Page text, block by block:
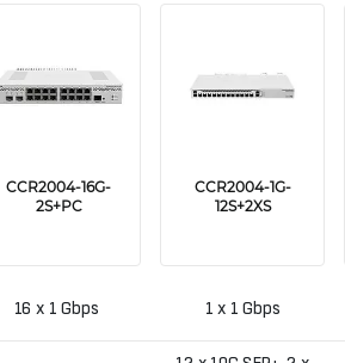
CCR2004-16G-
2S+PC
CCR2004-1G-
12S+2XS
16 x 1 Gbps 1 x 1 Gbps